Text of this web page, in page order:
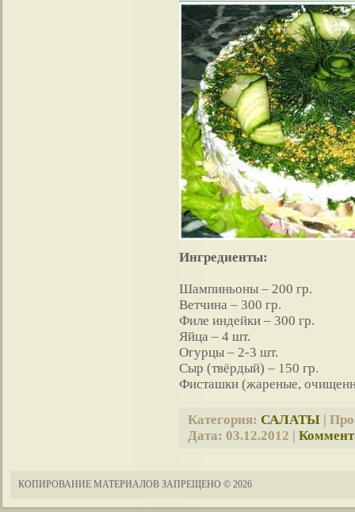
Ингредиенты:
Шампиньоны – 200 гр.
Ветчина – 300 гр.
Филе индейки – 300 гр.
Яйца – 4 шт.
Огурцы – 2-3 шт.
Сыр (твёрдый) – 150 гр.
Фисташки (жареные,
Категория: САЛАТЫ |
Дата: 03.12.2012 |
КОПИРОВАНИЕ МАТЕРИАЛОВ ЗАПРЕЩЕНО © 2026